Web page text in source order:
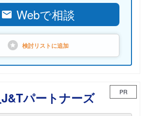
Webで相談
検討リストに追加
パートナーズ PR